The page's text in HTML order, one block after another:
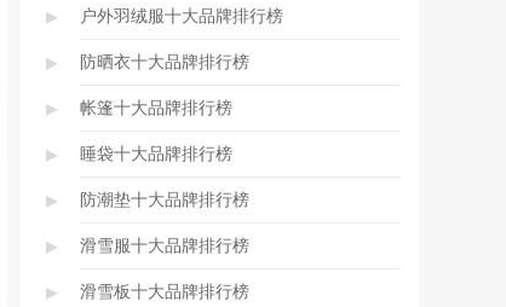
▸ 户外羽绒服十大品牌排行榜
▸ 防晒衣十大品牌排行榜
▸ 帐篷十大品牌排行榜
▸ 睡袋十大品牌排行榜
▸ 防潮垫十大品牌排行榜
▸ 滑雪服十大品牌排行榜
▸ 滑雪板十大品牌排行榜